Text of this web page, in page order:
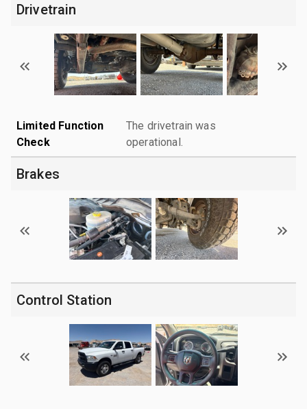
Drivetrain
Limited Function
Check
The drivetrain was
operational.
Brakes
Control Station